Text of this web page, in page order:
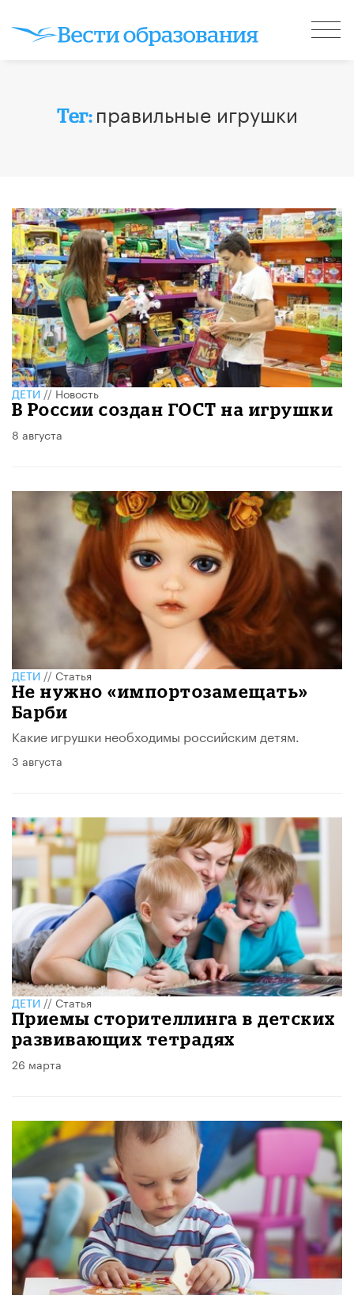
Тег: правильные игрушки
ДЕТИ//Новость
В России создан ГОСТ на игрушки
8 августа
ДЕТИ//Статья
Не нужно «импортозамещать»
Барби
Какие игрушки необходимы российским детям.
3 августа
ДЕТИ//Статья
Приемы сторителлинга в детских
развивающих тетрадях
26 марта